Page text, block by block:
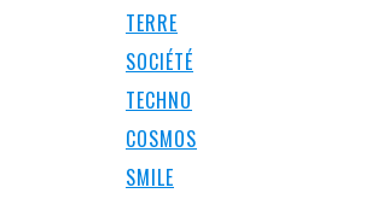
TERRE
SOCIÉTÉ
TECHNO
COSMOS
SMILE